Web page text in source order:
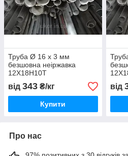
Труба Ø 16 х 3 мм
безшовна неіржавка
12Х18Н10Т
від 343 ₴/кг
Купити
від
Про нас